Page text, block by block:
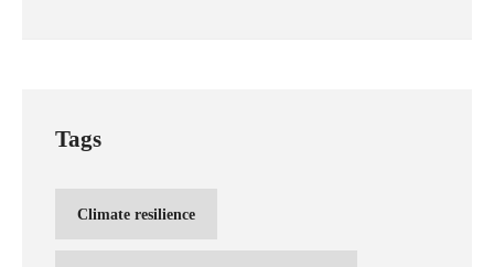
Tags
Climate resilience